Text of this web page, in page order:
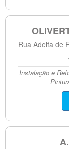
Rua Adelfa de
Instalação e